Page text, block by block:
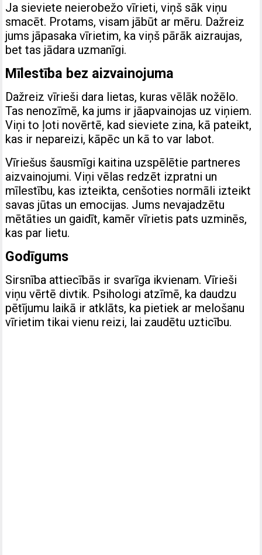
Ja sieviete neierobežo vīrieti, viņš sāk viņu
smacēt. Protams, visam jābūt ar mēru. Dažreiz
jums jāpasaka vīrietim, ka viņš pārāk aizraujas,
bet tas jādara uzmanīgi.
Mīlestība bez aizvainojuma
Dažreiz vīrieši dara lietas, kuras vēlāk nožēlo.
Tas nenozīmē, ka jums ir jāapvainojas uz viņiem.
Viņi to ļoti novērtē, kad sieviete zina, kā pateikt,
kas ir nepareizi, kāpēc un kā to var labot.
Vīriešus šausmīgi kaitina uzspēlētie partneres
aizvainojumi. Viņi vēlas redzēt izpratni un
mīlestību, kas izteikta, cenšoties normāli izteikt
savas jūtas un emocijas. Jums nevajadzētu
mētāties un gaidīt, kamēr vīrietis pats uzminēs,
kas par lietu.
Godīgums
Sirsnība attiecībās ir svarīga ikvienam. Vīrieši
viņu vērtē divtik. Psihologi atzīmē, ka daudzu
pētījumu laikā ir atklāts, ka pietiek ar melošanu
vīrietim tikai vienu reizi, lai zaudētu uzticību.